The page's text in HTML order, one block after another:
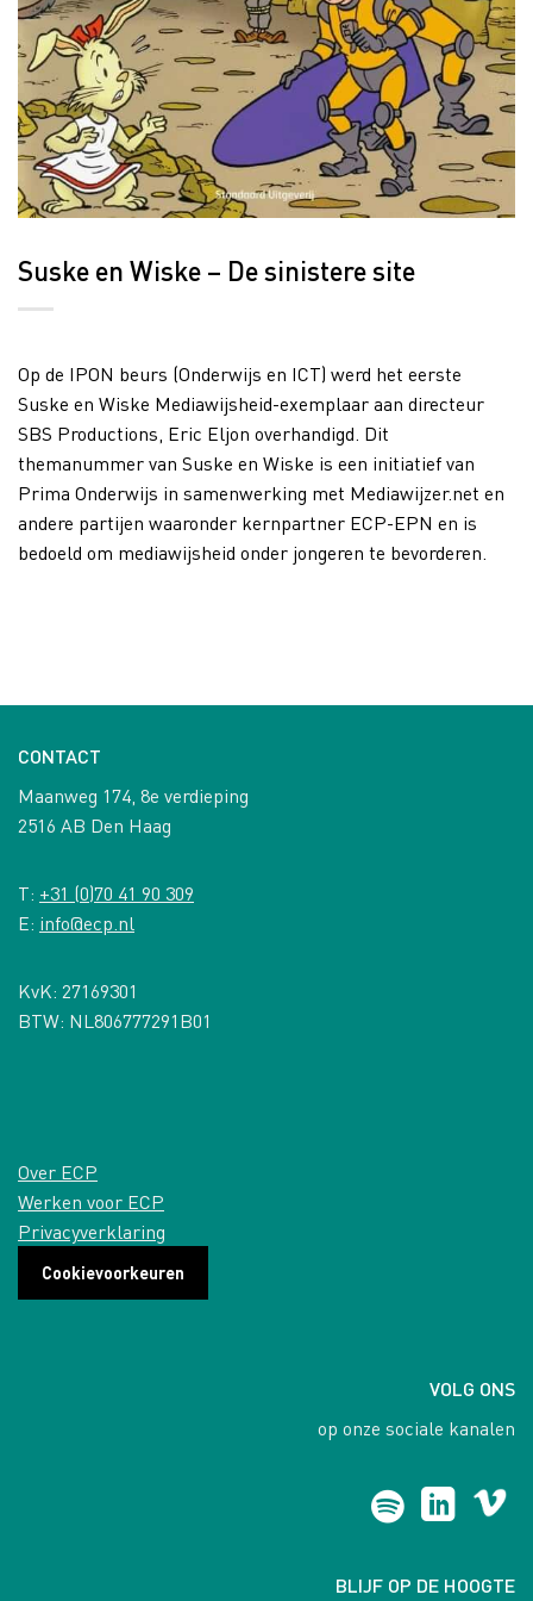
Suske en Wiske – De sinistere site
Op de IPON beurs (Onderwijs en ICT) werd het eerste
Suske en Wiske Mediawijsheid-exemplaar aan directeur
SBS Productions, Eric Eljon overhandigd. Dit
themanummer van Suske en Wiske is een initiatief van
Prima Onderwijs in samenwerking met Mediawijzer.net en
andere partijen waaronder kernpartner ECP-EPN en is
bedoeld om mediawijsheid onder jongeren te bevorderen.
CONTACT
Maanweg 174, 8e verdieping
2516 AB Den Haag
T: +31 (0)70 41 90 309
E: info@ecp.nl
KvK: 27169301
BTW: NL806777291B01
Over ECP
Werken voor ECP
Privacyverklaring
Cookievoorkeuren
VOLG ONS
op onze sociale kanalen
BLIJF OP DE HOOGTE